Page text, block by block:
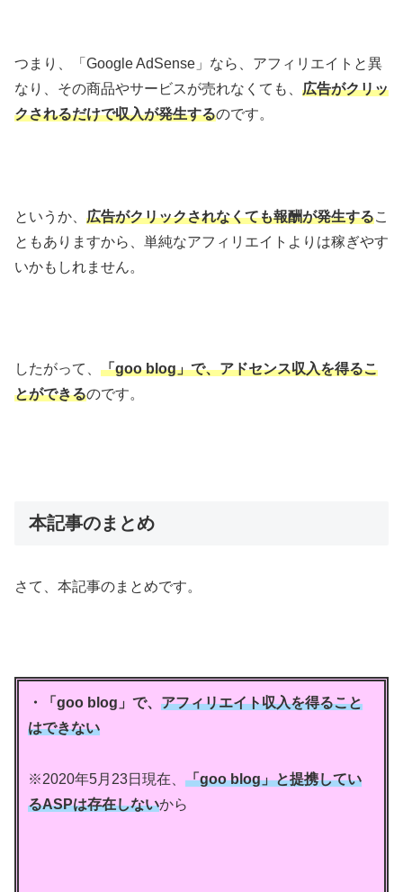
つまり、「Google AdSense」なら、アフィリエイトと異
なり、その商品やサービスが売れなくても、 広告がクリッ
クされるだけで収入が発生するのです。
というか、 広告がクリックされなくても報酬が発生するこ
ともありますから、単純なアフィリエイトよりは稼ぎやす
いかもしれません。
したがって、 「goo blog」で、アドセンス収入を得るこ
とができるのです。
本記事のまとめ
さて、本記事のまとめです。
・「goo blog」で、 アフィリエイト収入を得ること
はできない
※2020年5月23日現在、 「goo blog」と提携してい
るASPは存在しないから